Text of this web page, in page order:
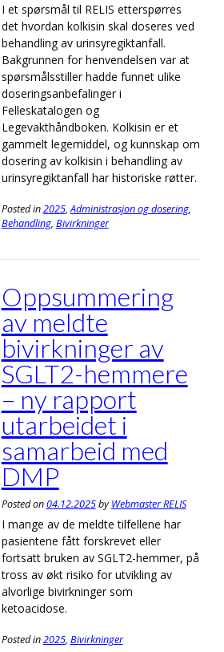
I et spørsmål til RELIS etterspørres
det hvordan kolkisin skal doseres ved
behandling av urinsyregiktanfall.
Bakgrunnen for henvendelsen var at
spørsmålsstiller hadde funnet ulike
doseringsanbefalinger i
Felleskatalogen og
Legevakthåndboken. Kolkisin er et
gammelt legemiddel, og kunnskap om
dosering av kolkisin i behandling av
urinsyregiktanfall har historiske røtter.
Posted in2025,Administrasjon og dosering,
Behandling, Bivirkninger
Oppsummering
av meldte
bivirkninger av
SGLT2-hemmere
– ny rapport
utarbeidet i
samarbeid med
DMP
Posted on04.12.2025byWebmaster RELIS
I mange av de meldte tilfellene har
pasientene fått forskrevet eller
fortsatt bruken av SGLT2-hemmer, på
tross av økt risiko for utvikling av
alvorlige bivirkninger som
ketoacidose.
Posted in2025, Bivirkninger